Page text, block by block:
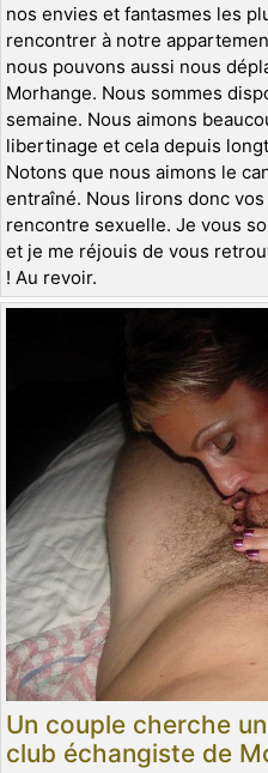
nos envies et fantasmes les
rencontrer à notre
nous pouvons aussi nous
Morhange. Nous sommes
semaine. Nous aimons
libertinage et cela depuis
Notons que nous aimons le
entraîné. Nous lirons donc
rencontre sexuelle. Je vous
et je me réjouis de vous
! Au revoir.
Un couple cherche
club échangiste de